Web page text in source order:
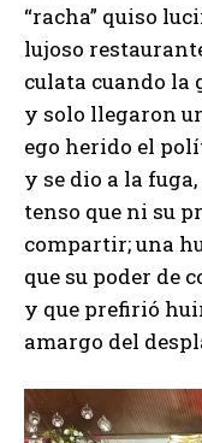
“racha” quiso
lujoso
culata cuando la
y solo llegaron
ego herido el
y se dio a la
tenso que ni su
compartir; una
que su poder de
y que prefirió
amargo del